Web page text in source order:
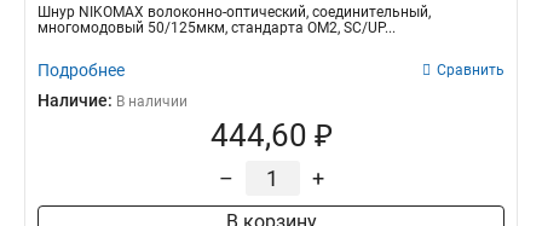
Шнур NIKOMAX волоконно-оптический, соединительный,
многомодовый 50/125мкм, стандарта ОМ2, SC/UP...
Подробнее Сравнить
Наличие: В наличии
444,60 ₽
– +